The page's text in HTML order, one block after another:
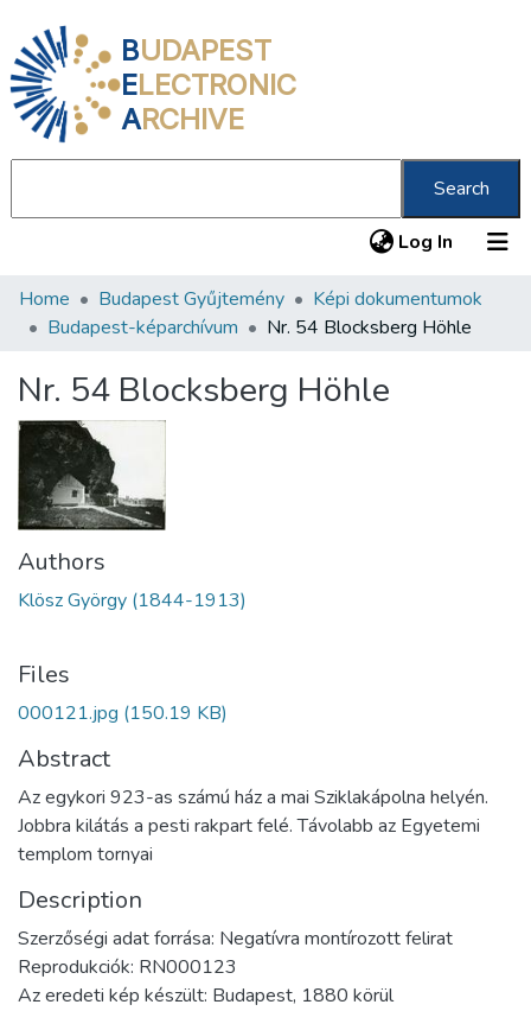
BUDAPEST
ELECTRONIC
ARCHIVE
Search
Log In (current)
Communities & Collections
Statistics
About us
Home Budapest Gyűjtemény
Képi dokumentumok
Budapest-képarchívum
Nr. 54 Blocksberg Höhle
Nr. 54 Blocksberg Höhle
Authors
Klösz György (1844-1913)
Files
000121.jpg (150.19 KB)
Abstract
Az egykori 923-as számú ház a mai Sziklakápolna helyén.
Jobbra kilátás a pesti rakpart felé. Távolabb az Egyetemi
templom tornyai
Description
Szerzőségi adat forrása: Negatívra montírozott felirat
Reprodukciók: RN000123
Az eredeti kép készült: Budapest, 1880 körül